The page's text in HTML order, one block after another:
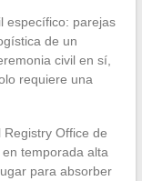
específico: parejas
de un
civil en sí,
requiere una
Office de
temporada alta
para absorber